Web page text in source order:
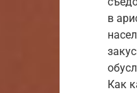
в
Как